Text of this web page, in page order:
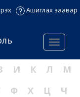
Ашиглах заавар
Menu
И К Л
М
Ф Х Ц
Ч